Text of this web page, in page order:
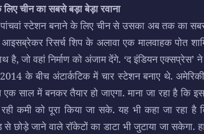
चीन का सबसे बड़ा बेड़ा रवाना
पांचवां स्टेशन बनाने के लिए चीन से उसका अब तक का
आइसब्रेकर रिसर्च शिप के अलावा एक मालवाहक पोत
जो वहां निर्माण को अंजाम देंगे. ‘द इंडियन एक्सप्रेस’
के बीच अंटार्कटिक में चार स्टेशन बनाए थे.
साल में बनकर तैयार हो जाएगा. माना जा रहा है कि
कमी को पूरा किया जा सके. यह भी कहा जा रहा है
जाने वाले रॉकेटों का डाटा भी जुटाया जा सकेगा.